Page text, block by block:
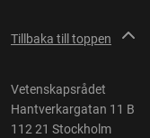
Tillbaka till toppen
Vetenskapsrådet
Hantverkargatan 11 B
112 21 Stockholm